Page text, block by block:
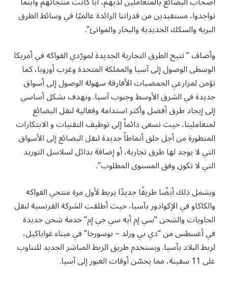
تواجدوا، مستفيدين من قدراتنا الرائدة عالميًا في وسائط الطرق
البرية والسكك الحديدية والبحار والموانئ”.
وأضاف ” تتيح الطرق التجارية الجديدة لمورّدي الفواكه في أمريكا
الوسطى الوصول إلى آسيا والمملكة المتحدة وغرب أوروبا، كما
تؤمن لمزارعي الحمضيات الأفارقة سهولة الوصول إلى أسواق
جديدة في الشرق الأوسط وجنوب آسيا. ونهدف بشكل أساسي
إلى إيجاد طرق أفضل وأكثر استدامة وفعالية لنقل البضائع
لمتعاملينا، حيث نسعى دائماً إلى توظيف التقنيات و الابتكارات
المتطورة من أجل خلق أنماطاً جديدة لنقل البضائع إلى الأسواق
التي لا يوجد لها طرق تجارية، أو إضافة بدائل لسلاسل التوريد
التي لا تكون وفق المستوى المطلوب”.
ويشمل ذلك أيضًا طريقًا جديدًا يربط لأول مرة منتجي الفواكه
والكاكاو في الإكوادور بآسيا، حيث أطلقت الشركة الفرنسية لنقل
الحاويات والشحن “سي إم أيه سي جي إم” خدمة شحن جديدة
في أغسطس من “دي بي ورلد – بوسورجا” في ميناء غواياكيل،
لربط البلاد بآسيا. ويستخدم طريق الربط المباشر الجديد للتناوب
على 11 سفينة، مما يحسّن أوقات العبور إلى آسيا.